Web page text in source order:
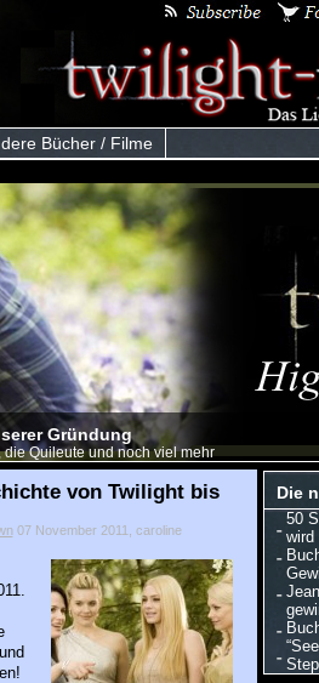
Bücher / Filme
Gründung
Quileute und noch viel mehr
von Twilight bis
07 November 2011, caroline
und
Die
50
wird